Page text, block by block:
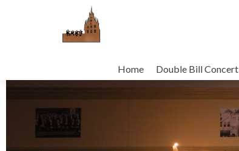
Home Double Bill Concert